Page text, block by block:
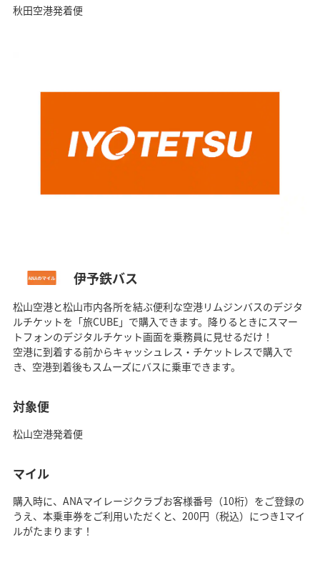
秋田空港発着便
伊予鉄バス
松山空港と松山市内各所を結ぶ便利な空港リムジンバスのデジタ
ルチケットを「旅CUBE」で購入できます。降りるときにスマー
トフォンのデジタルチケット画面を乗務員に見せるだけ！
空港に到着する前からキャッシュレス・チケットレスで購入で
き、空港到着後もスムーズにバスに乗車できます。
対象便
松山空港発着便
マイル
購入時に、ANAマイレージクラブお客様番号（10桁）をご登録の
うえ、本乗車券をご利用いただくと、200円（税込）につき1マイ
ルがたまります！